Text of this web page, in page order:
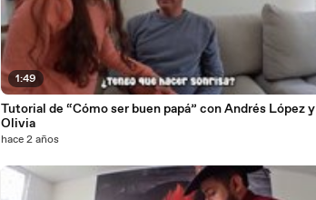
1:49
Tutorial de “Cómo ser buen papá” con Andrés López y
Olivia
hace 2 años